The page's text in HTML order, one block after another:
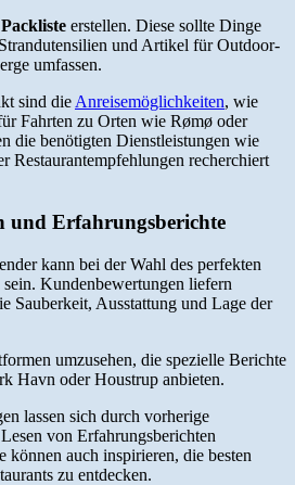
Packliste erstellen. Diese sollte Dinge
und Artikel für Outdoor-
umfassen.
sind die Anreisemöglichkeiten, wie
Fahrten zu Orten wie Rømø oder
die benötigten Dienstleistungen wie
Restaurantempfehlungen recherchiert
und Erfahrungsberichte
kann bei der Wahl des perfekten
Kundenbewertungen liefern
Sauberkeit, Ausstattung und Lage der
umzusehen, die spezielle Berichte
Havn oder Houstrup anbieten.
lassen sich durch vorherige
von Erfahrungsberichten
können auch inspirieren, die besten
zu entdecken.